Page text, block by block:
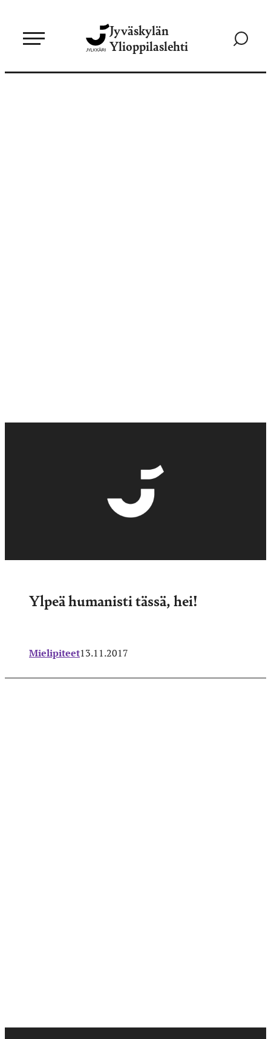
sisältöön
Jyväskylän
Ylioppilaslehti
Siirry
Ylpeä humanisti tässä, hei!
Mielipiteet13.11.2017